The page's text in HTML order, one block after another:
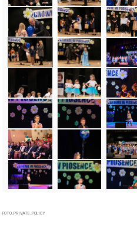
FOTO_PRIVATE_POLICY